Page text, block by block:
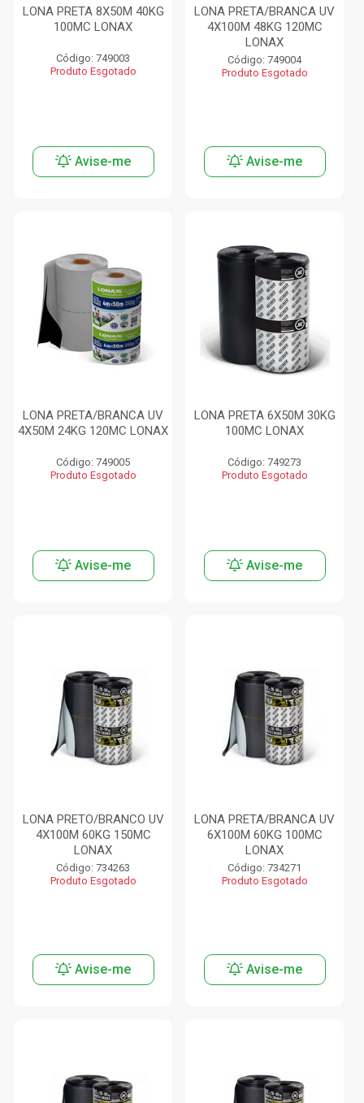
LONA PRETA 8X50M 40KG
100MC LONAX
Código: 749003
Produto Esgotado
Avise-me
LONA PRETA/BRANCA UV
4X100M 48KG 120MC
LONAX
Código: 749004
Produto Esgotado
Avise-me
LONA PRETA/BRANCA UV
4X50M 24KG 120MC LONAX
Código: 749005
Produto Esgotado
Avise-me
LONA PRETA 6X50M 30KG
100MC LONAX
Código: 749273
Produto Esgotado
Avise-me
LONA PRETO/BRANCO UV
4X100M 60KG 150MC
LONAX
Código: 734263
Produto Esgotado
Avise-me
LONA PRETA/BRANCA UV
6X100M 60KG 100MC
LONAX
Código: 734271
Produto Esgotado
Avise-me